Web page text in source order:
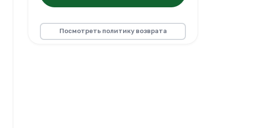
Посмотреть политику возврата